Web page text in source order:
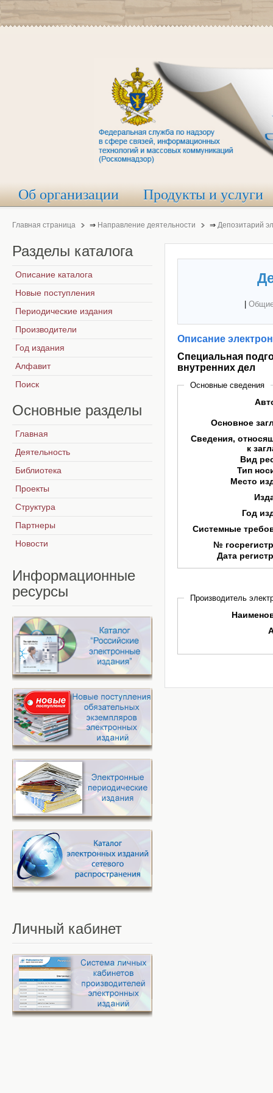
Об организации Продукты и услуги
Главная страница ⇒ Направление деятельности ⇒ Депозитарий
Описание
Специальная
внутренних дел
Основные сведения
Основное
Сведения,
к
Вид
Тип
Место
Год
Системные
№
Дата
Производитель
Разделы каталога
Описание каталога
Новые поступления
Периодические издания
Производители
Год издания
Алфавит
Поиск
Основные разделы
Главная
Деятельность
Библиотека
Проекты
Структура
Партнеры
Новости
Информационные
ресурсы
Личный кабинет